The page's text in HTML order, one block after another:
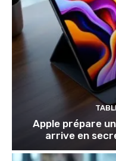
Apple prépare
arrive en